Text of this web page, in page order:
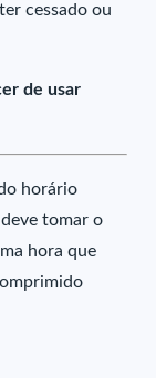
cessado ou
de usar
horário
tomar o
hora que